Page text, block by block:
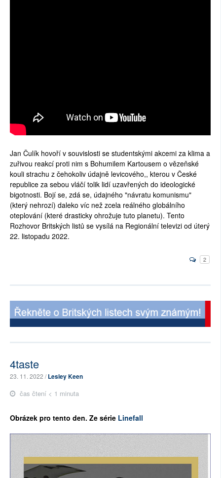
Jan Čulík hovoří v souvislosti se studentskými akcemi za klima a
zuřivou reakcí proti nim s Bohumilem Kartousem o vězeňské
kouli strachu z čehokoliv údajně levicového,, kterou v České
republice za sebou vláčí tolik lidí uzavřených do ideologické
bigotnosti. Bojí se, zdá se, údajného "návratu komunismu"
(který nehrozí) daleko víc než zcela reálného globálního
oteplování (které drasticky ohrožuje tuto planetu). Tento
Rozhovor Britských listů se vysílá na Regionální televizi od úterý
22. listopadu 2022.
2
4taste
23. 11. 2022 /Lesley Keen
čas čtení < 1 minuta
Obrázek pro tento den. Ze série Linefall